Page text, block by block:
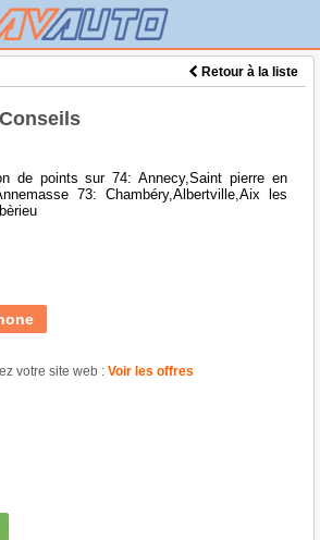
Retour à la liste
de points sur 74: Annecy,Saint pierre en
73: Chambéry,Albertville,Aix les
votre site web : Voir les offres